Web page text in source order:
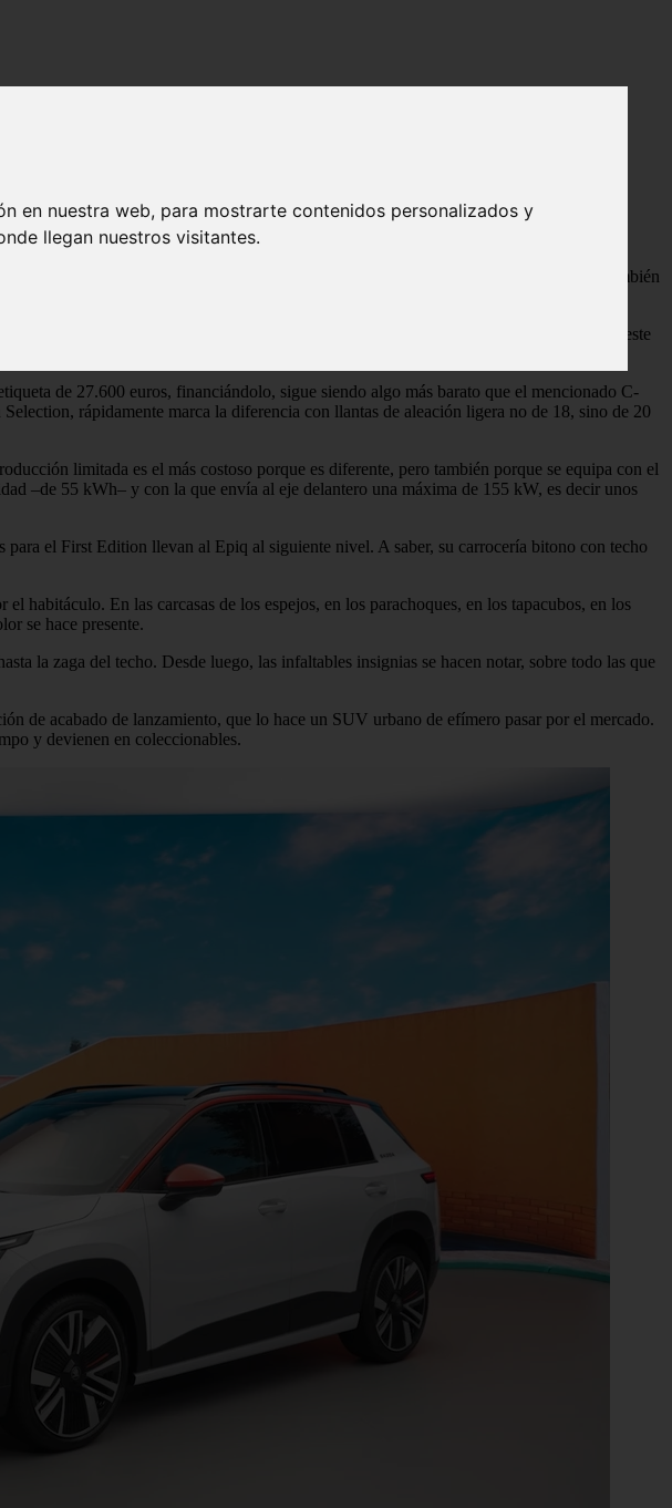
en nuestra web, para mostrarte contenidos personalizados y
llegan nuestros visitantes.
con cinturones naranjas del nuevo SUV urbano de
salen de fábrica con versiones de propulsión trasera e integrales, es también
aquí prescindía de un SUV urbano a batería pura. Y como a todo lanzamiento, al de este
de 27.600 euros, financiándolo, sigue siendo algo más barato que el mencionado C-
rápidamente marca la diferencia con llantas de aleación ligera no de 18, sino de 20
limitada es el más costoso porque es diferente, pero también porque se equipa con el
–de 55 kWh– y con la que envía al eje delantero una máxima de 155 kW, es decir unos
el First Edition llevan al Epiq al siguiente nivel. A saber, su carrocería bitono con techo
habitáculo. En las carcasas de los espejos, en los parachoques, en los tapacubos, en los
se hace presente.
la zaga del techo. Desde luego, las infaltables insignias se hacen notar, sobre todo las que
de acabado de lanzamiento, que lo hace un SUV urbano de efímero pasar por el mercado.
y devienen en coleccionables.